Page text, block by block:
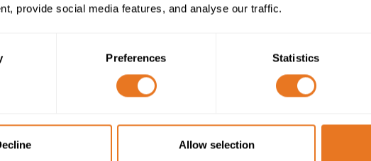
provide social media features, and analyse our traffic.
Preferences Statistics
Allow selection
XLPE (Polietileno Reticulado)
Compuesto sin Halógenos
Compuesto de polímero termoplástico retardante de